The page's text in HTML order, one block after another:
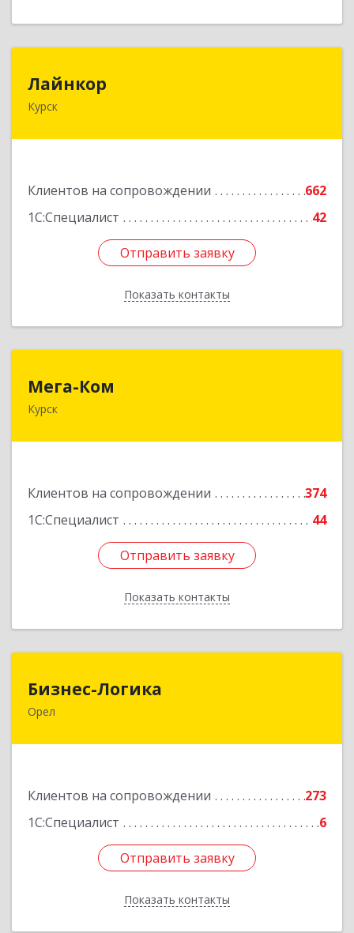
Лайнкор
Курск
Клиентов на сопровождении
662
1С:Специалист
42
Отправить заявку
Показать контакты
305021, Курская обл, Курск г, Победы пр-кт, дом
Отправить заявку
Назад
Мега-Ком
Курск
Клиентов на сопровождении
374
1С:Специалист
44
Отправить заявку
Показать контакты
305001, Курская обл, Курск г, Красной Армии ул,
Отправить заявку
Назад
Бизнес-Логика
Орел
Клиентов на сопровождении
273
1С:Специалист
6
Отправить заявку
Показать контакты
302028, Орловская обл, Орловский р-н, Орел г,
Отправить заявку
Назад